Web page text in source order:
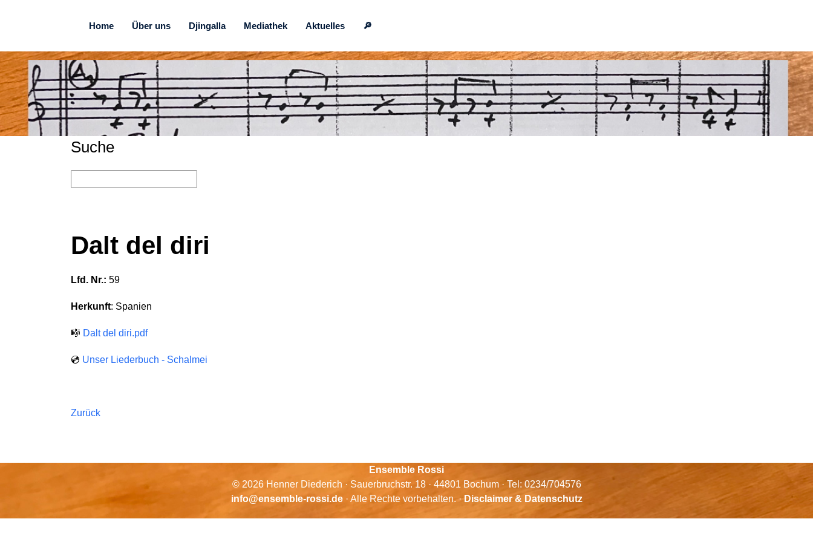
Home Über uns Djingalla Mediathek Aktuelles 🔎
Suche
Dalt del diri
Lfd. Nr.: 59
Herkunft: Spanien
🎼 Dalt del diri.pdf
💿 Unser Liederbuch - Schalmei
Zurück
Ensemble Rossi
© 2026 Henner Diederich · Sauerbruchstr. 18 · 44801 Bochum · Tel: 0234/704576
info@ensemble-rossi.de· Alle Rechte vorbehalten. · Disclaimer & Datenschutz